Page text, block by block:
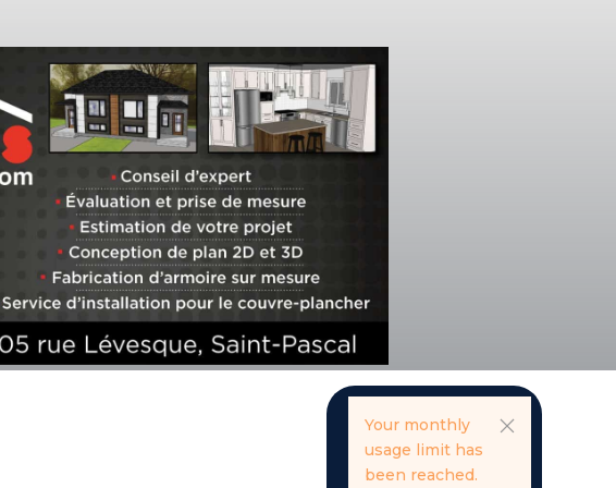
Your monthly
usage limit has
been reached.